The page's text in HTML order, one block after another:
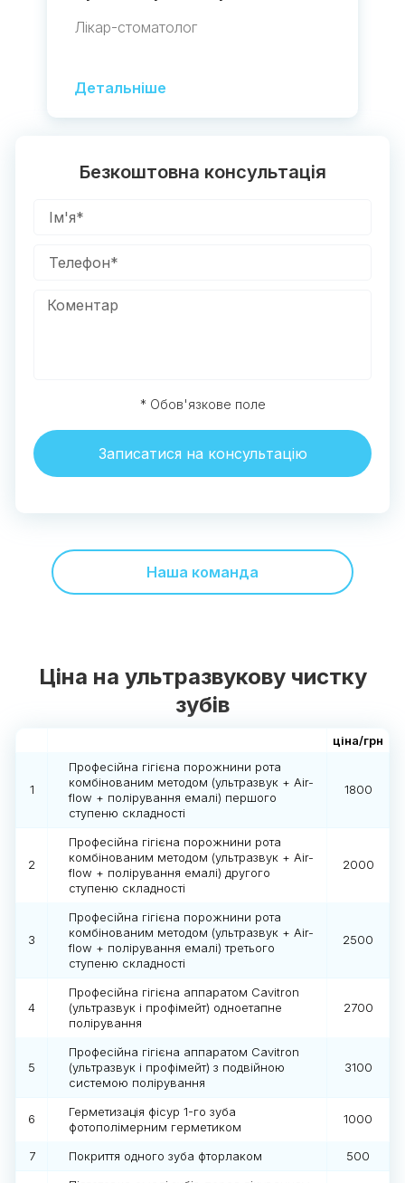
Лікар-стоматолог
Детальніше
Безкоштовна консультація
* Обов'язкове поле
Записатися на консультацію
Наша команда
Ціна на ультразвукову чистку
зубів
ціна/грн
1
Професійна гігієна порожнини рота
комбінованим методом (ультразвук + Air-
flow + полірування емалі) першого
ступеню складності
1800
2
Професійна гігієна порожнини рота
комбінованим методом (ультразвук + Air-
flow + полірування емалі) другого
ступеню складності
2000
3
Професійна гігієна порожнини рота
комбінованим методом (ультразвук + Air-
flow + полірування емалі) третього
ступеню складності
2500
4
Професійна гігієна аппаратом Cavitron
(ультразвук і профімейт) одноетапне
полірування
2700
5
Професійна гігієна аппаратом Cavitron
(ультразвук і профімейт) з подвійною
системою полірування
3100
6
Герметизація фісур 1-го зуба
фотополімерним герметиком
1000
7 Покриття одного зуба фторлаком 500